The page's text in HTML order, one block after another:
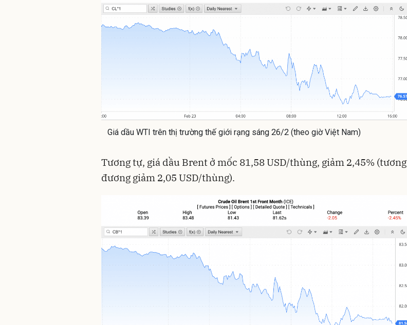
Giá dầu WTI trên thị trường thế giới rạng sáng 26/2 (theo giờ Việt Nam)
Tương tự, giá dầu Brent ở mốc 81,58 USD/thùng, giảm 2,45% (tương
đương giảm 2,05 USD/thùng).